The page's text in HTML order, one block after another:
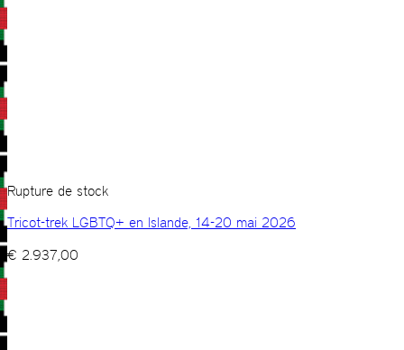
Rupture de stock
Tricot-trek LGBTQ+ en Islande, 14-20 mai 2026
€ 2.937,00